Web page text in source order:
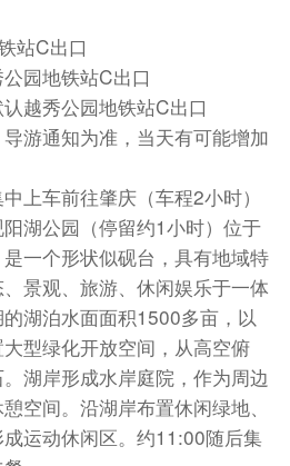
站C出口
园地铁站C出口
越秀公园地铁站C出口
导游通知为准，当天有可能增加
上车前往肇庆（车程2小时）
湖公园（停留约1小时）位于
一个形状似砚台，具有地域特
景观、旅游、休闲娱乐于一体
湖泊水面面积1500多亩，以
型绿化开放空间，从高空俯
湖岸形成水岸庭院，作为周边
空间。沿湖岸布置休闲绿地、
运动休闲区。约11:00随后集